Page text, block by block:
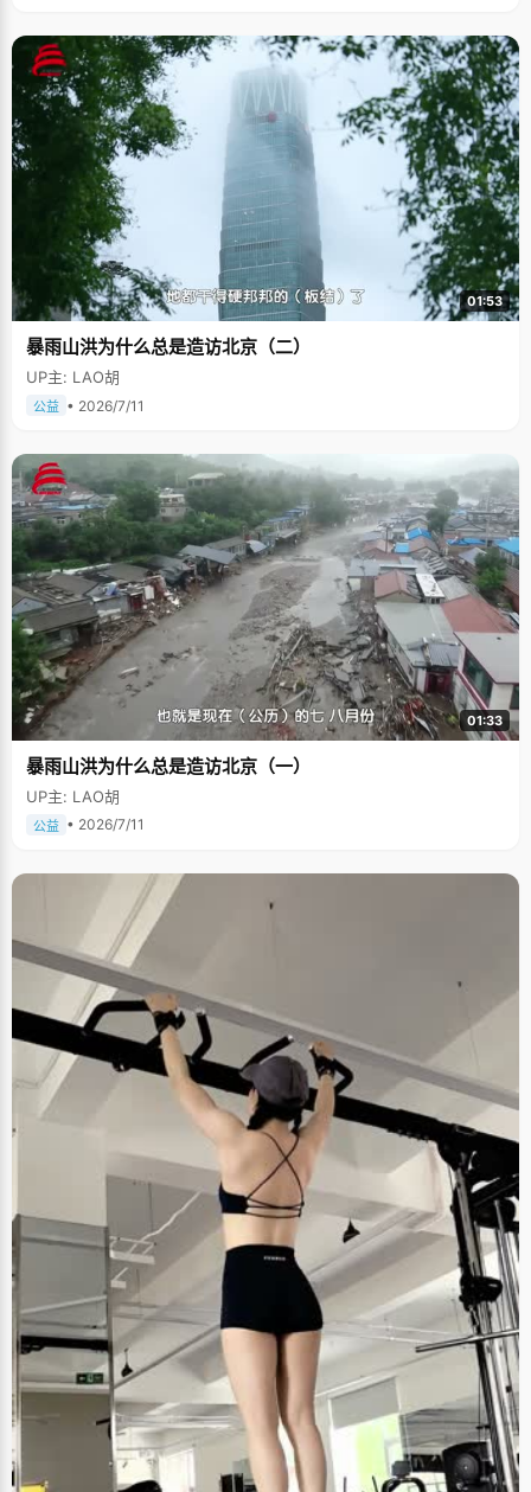
01:53
暴雨山洪为什么总是造访北京（二）
UP主: LAO胡
公益 • 2026/7/11
01:33
暴雨山洪为什么总是造访北京（一）
UP主: LAO胡
公益 • 2026/7/11